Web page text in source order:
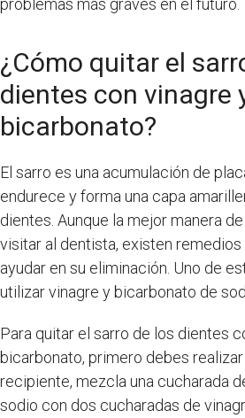
¿Cómo quitar el
dientes con vinagre
bicarbonato?
El sarro es una acumulación de
endurece y forma una capa
dientes. Aunque la mejor manera
visitar al dentista, existen
ayudar en su eliminación. Uno de
utilizar vinagre y bicarbonato de
Para quitar el sarro de los dientes
bicarbonato, primero debes realizar
recipiente, mezcla una cucharada
sodio con dos cucharadas de